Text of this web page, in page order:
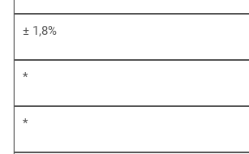
± 1,8%
*
*